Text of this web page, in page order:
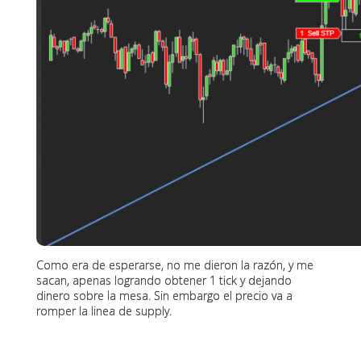
Como era de esperarse, no me dieron la razón, y me
sacan, apenas logrando obtener 1 tick y dejando
dinero sobre la mesa. Sin embargo el precio va a
romper la linea de supply.